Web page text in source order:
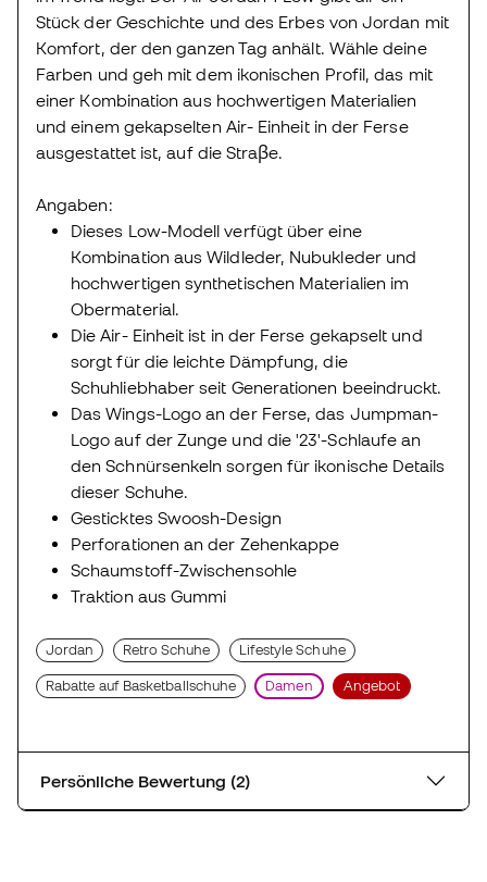
Stück der Geschichte und des Erbes von Jordan mit
Komfort, der den ganzen Tag anhält. Wähle deine
Farben und geh mit dem ikonischen Profil, das mit
einer Kombination aus hochwertigen Materialien
und einem gekapselten Air- Einheit in der Ferse
ausgestattet ist, auf die Straβe.
Angaben:
Dieses Low-Modell verfügt über eine
Kombination aus Wildleder, Nubukleder und
hochwertigen synthetischen Materialien im
Obermaterial.
Die Air- Einheit ist in der Ferse gekapselt und
sorgt für die leichte Dämpfung, die
Schuhliebhaber seit Generationen beeindruckt.
Das Wings-Logo an der Ferse, das Jumpman-
Logo auf der Zunge und die '23'-Schlaufe an
den Schnürsenkeln sorgen für ikonische Details
dieser Schuhe.
Gesticktes Swoosh-Design
Perforationen an der Zehenkappe
Schaumstoff-Zwischensohle
Traktion aus Gummi
Jordan Retro Schuhe Lifestyle Schuhe
Rabatte auf Basketballschuhe Damen Angebot
Persönliche Bewertung (2)